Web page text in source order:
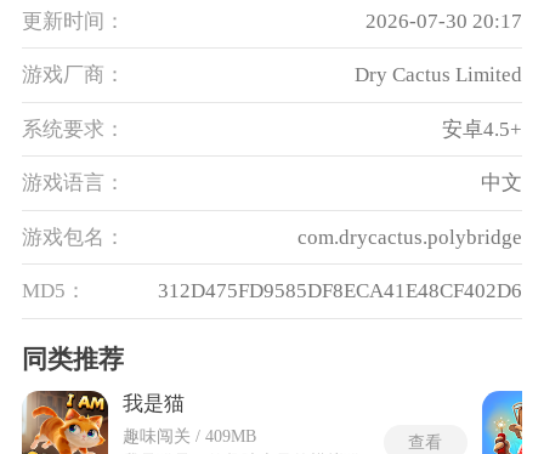
更新时间： 2026-07-30 20:17
游戏厂商： Dry Cactus Limited
系统要求： 安卓4.5+
游戏语言： 中文
游戏包名： com.drycactus.polybridge
MD5： 312D475FD9585DF8ECA41E48CF402D6
同类推荐
我是猫
趣味闯关 / 409MB
查看